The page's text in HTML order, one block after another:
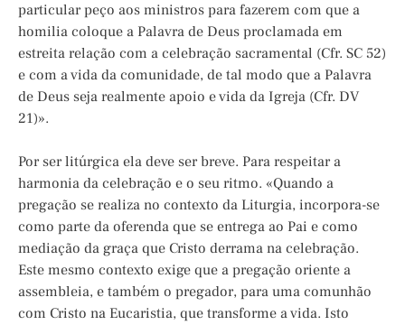
particular peço aos ministros para fazerem com que a
homilia coloque a Palavra de Deus proclamada em
estreita relação com a celebração sacramental (Cfr. SC 52)
e com a vida da comunidade, de tal modo que a Palavra
de Deus seja realmente apoio e vida da Igreja (Cfr. DV
21)».
Por ser litúrgica ela deve ser breve. Para respeitar a
harmonia da celebração e o seu ritmo. «Quando a
pregação se realiza no contexto da Liturgia, incorpora-se
como parte da oferenda que se entrega ao Pai e como
mediação da graça que Cristo derrama na celebração.
Este mesmo contexto exige que a pregação oriente a
assembleia, e também o pregador, para uma comunhão
com Cristo na Eucaristia, que transforme a vida. Isto